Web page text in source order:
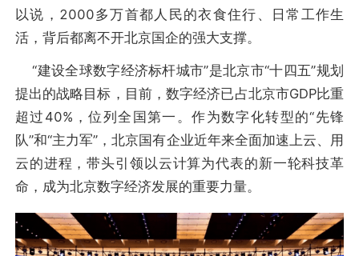
以说，2000多万首都人民的衣食住行、日常工作生
活，背后都离不开北京国企的强大支撑。
“建设全球数字经济标杆城市”是北京市“十四五”规划
提出的战略目标，目前，数字经济已占北京市GDP比重
超过40%，位列全国第一。作为数字化转型的“先锋
队”和“主力军”，北京国有企业近年来全面加速上云、用
云的进程，带头引领以云计算为代表的新一轮科技革
命，成为北京数字经济发展的重要力量。